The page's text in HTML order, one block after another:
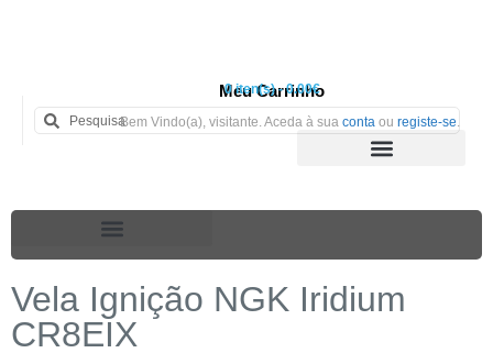
Meu Carrinho
0 iten(s) - 0.00€
Bem Vindo(a), visitante. Aceda à sua conta ou registe-se.
Vela Ignição NGK Iridium
CR8EIX